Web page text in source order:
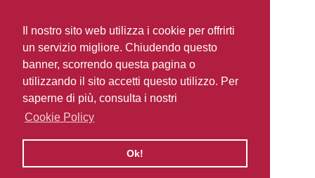
Il nostro sito web utilizza i cookie per offrirti
un servizio migliore. Chiudendo questo
banner, scorrendo questa pagina o
utilizzando il sito accetti questo utilizzo. Per
saperne di più, consulta i nostri
Cookie Policy
Ok!